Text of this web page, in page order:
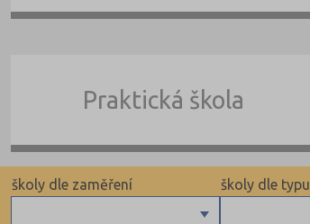
Praktická škola
školy dle typu
školy dle zaměření